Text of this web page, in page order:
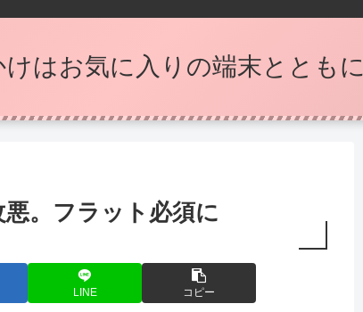
けはお気に入りの端末とともに
。フラット必須に
LINE コピー